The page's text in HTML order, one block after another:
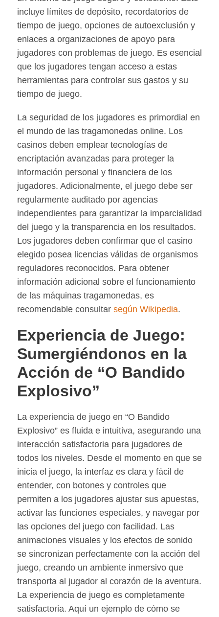
incluye límites de depósito, recordatorios de
tiempo de juego, opciones de autoexclusión y
enlaces a organizaciones de apoyo para
jugadores con problemas de juego. Es esencial
que los jugadores tengan acceso a estas
herramientas para controlar sus gastos y su
tiempo de juego.
La seguridad de los jugadores es primordial en
el mundo de las tragamonedas online. Los
casinos deben emplear tecnologías de
encriptación avanzadas para proteger la
información personal y financiera de los
jugadores. Adicionalmente, el juego debe ser
regularmente auditado por agencias
independientes para garantizar la imparcialidad
del juego y la transparencia en los resultados.
Los jugadores deben confirmar que el casino
elegido posea licencias válidas de organismos
reguladores reconocidos. Para obtener
información adicional sobre el funcionamiento
de las máquinas tragamonedas, es
recomendable consultar según Wikipedia.
Experiencia de Juego:
Sumergiéndonos en la
Acción de “O Bandido
Explosivo”
La experiencia de juego en “O Bandido
Explosivo” es fluida e intuitiva, asegurando una
interacción satisfactoria para jugadores de
todos los niveles. Desde el momento en que se
inicia el juego, la interfaz es clara y fácil de
entender, con botones y controles que
permiten a los jugadores ajustar sus apuestas,
activar las funciones especiales, y navegar por
las opciones del juego con facilidad. Las
animaciones visuales y los efectos de sonido
se sincronizan perfectamente con la acción del
juego, creando un ambiente inmersivo que
transporta al jugador al corazón de la aventura.
La experiencia de juego es completamente
satisfactoria. Aquí un ejemplo de cómo se